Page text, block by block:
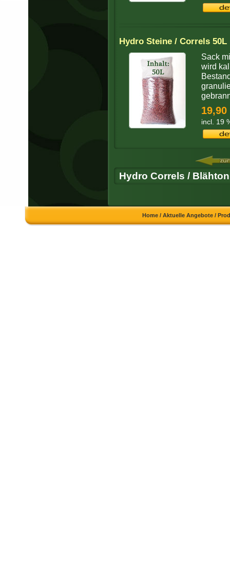
Hydro Steine / Correls 50L
Sack
wird
19,90
incl. 19
Hydro Correls / Blähton
Home /Aktuelle Angebote /